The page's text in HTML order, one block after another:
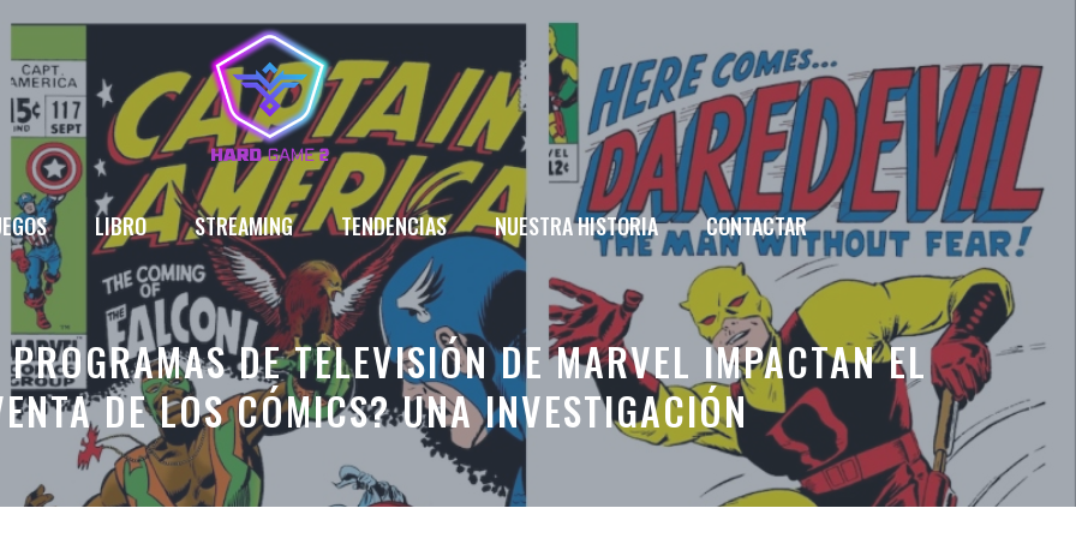
LIBRO STREAMING TENDENCIAS NUESTRA HISTORIA CONTACTAR
DE TELEVISIÓN DE MARVEL IMPACTAN EL
DE LOS CÓMICS? UNA INVESTIGACIÓN